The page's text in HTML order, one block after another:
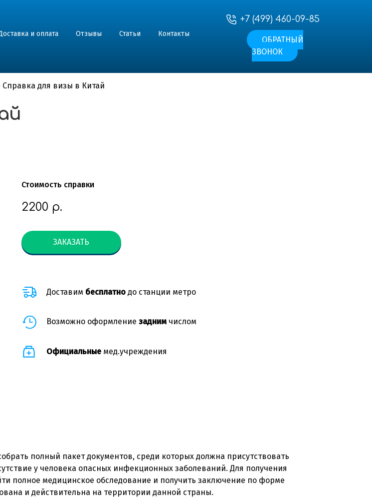
и оплата Отзывы Статьи Контакты
+7 (499) 460-09-85
ОБРАТНЫЙ
ЗВОНОК
Справка для визы в Китай
Стоимость справки
2200 р.
ЗАКАЗАТЬ
Доставим бесплатнодо станции метро
Возможно оформление заднимчислом
Официальныемед.учреждения
полный пакет документов, среди которых должна присутствовать
у человека опасных инфекционных заболеваний. Для получения
полное медицинское обследование и получить заключение по форме
и действительна на территории данной страны.